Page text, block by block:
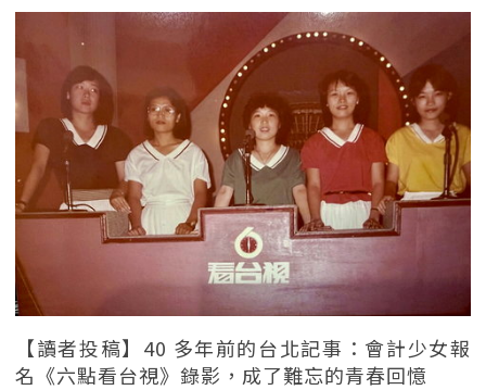
【讀者投稿】40 多年前的台北記事：會計少女報
名《六點看台視》錄影，成了難忘的青春回憶